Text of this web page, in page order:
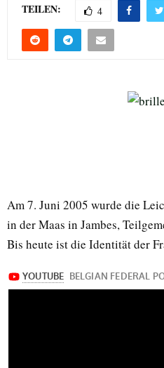
TEILEN: 4
Am 7. Juni 2005 wurde die
in der Maas in Jambes,
Bis heute ist die Identität der